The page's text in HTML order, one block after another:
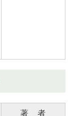
著 者